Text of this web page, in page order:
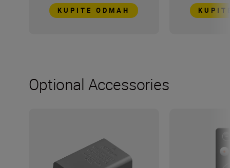
KUPITE ODMAH
Optional Accessories